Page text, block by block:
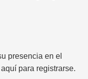
presencia en el
para registrarse.